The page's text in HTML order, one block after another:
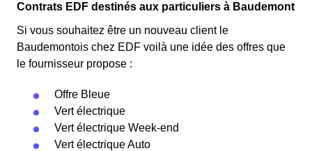
Contrats EDF destinés aux particuliers à Baudemont
Si vous souhaitez être un nouveau client le
Baudemontois chez EDF voilà une idée des offres que
le fournisseur propose :
Offre Bleue
Vert électrique
Vert électrique Week-end
Vert électrique Auto